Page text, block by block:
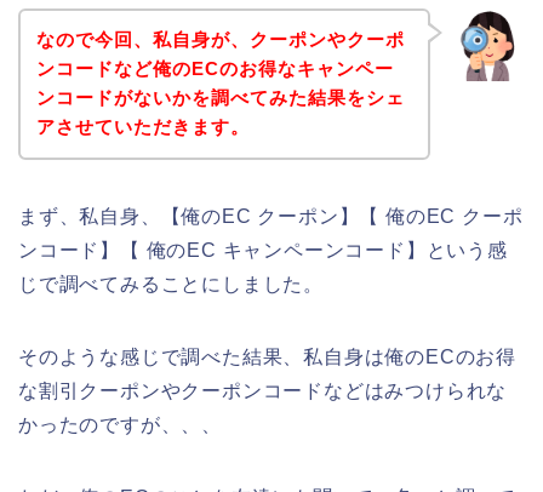
なので今回、私自身が、クーポンやクーポ
ンコードなど俺のECのお得なキャンペー
ンコードがないかを調べてみた結果をシェ
アさせていただきます。
まず、私自身、【俺のEC クーポン】【 俺のEC クーポ
ンコード】【 俺のEC キャンペーンコード】という感
じで調べてみることにしました。
そのような感じで調べた結果、私自身は俺のECのお得
な割引クーポンやクーポンコードなどはみつけられな
かったのですが、、、